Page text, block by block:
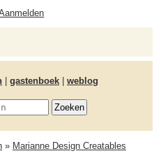
gastenboek weblog
» Marianne Design Creatables